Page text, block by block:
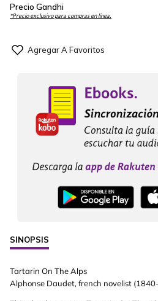
Precio Gandhi
*Precio exclusivo para compras en línea.
SINOPSIS
Tartarin On The Alps
Alphonse Daudet, french novelist